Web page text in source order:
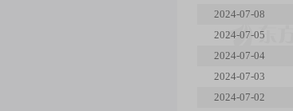
2024-07-08
2024-07-05
2024-07-04
2024-07-03
2024-07-02